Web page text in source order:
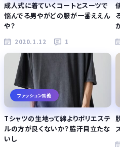
成人式に着ていくコートとスーツで
悩んでる男やがどの服が一番ええん
や？
2020.1.12 1
ファッション談義
Tシャツの生地って綿よりポリエステ
ルの方が良くないか？脇汗目立たな
いし